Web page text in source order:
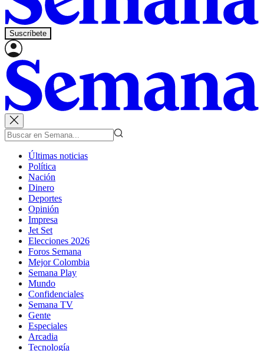
Suscríbete
Últimas noticias
Política
Nación
Dinero
Deportes
Opinión
Impresa
Jet Set
Elecciones 2026
Foros Semana
Mejor Colombia
Semana Play
Mundo
Confidenciales
Semana TV
Gente
Especiales
Arcadia
Tecnología